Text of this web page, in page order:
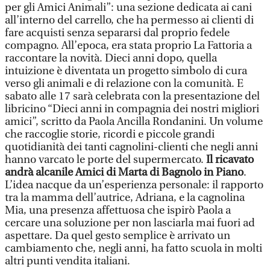
per gli Amici Animali”: una sezione dedicata ai cani
all’interno del carrello, che ha permesso ai clienti di
fare acquisti senza separarsi dal proprio fedele
compagno. All’epoca, era stata proprio La Fattoria a
raccontare la novità. Dieci anni dopo, quella
intuizione è diventata un progetto simbolo di cura
verso gli animali e di relazione con la comunità. E
sabato alle 17 sarà celebrata con la presentazione del
libricino “Dieci anni in compagnia dei nostri migliori
amici”, scritto da Paola Ancilla Rondanini. Un volume
che raccoglie storie, ricordi e piccole grandi
quotidianità dei tanti cagnolini-clienti che negli anni
hanno varcato le porte del supermercato. Il ricavato
andrà alcanile Amici di Marta di Bagnolo in Piano.
L’idea nacque da un’esperienza personale: il rapporto
tra la mamma dell’autrice, Adriana, e la cagnolina
Mia, una presenza affettuosa che ispirò Paola a
cercare una soluzione per non lasciarla mai fuori ad
aspettare. Da quel gesto semplice è arrivato un
cambiamento che, negli anni, ha fatto scuola in molti
altri punti vendita italiani.